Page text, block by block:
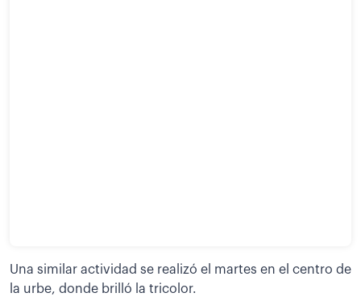
Una similar actividad se realizó el martes en el centro de
la urbe, donde brilló la tricolor.